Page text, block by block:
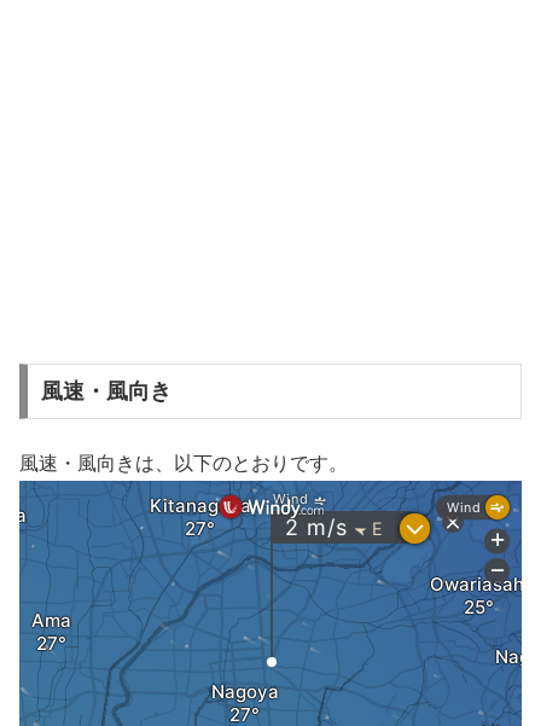
風速・風向き
風速・風向きは、以下のとおりです。